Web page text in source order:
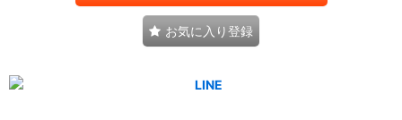
お気に入り登録